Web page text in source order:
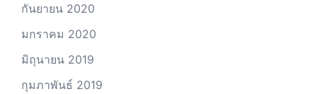
กันยายน 2020
มกราคม 2020
มิถุนายน 2019
กุมภาพันธ์ 2019